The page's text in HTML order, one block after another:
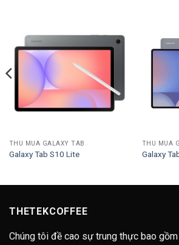
THU MUA GALAXY TAB
Galaxy Tab S10 Lite
THU MUA
Galaxy
THETEKCOFFEE
Chúng tôi đề cao sự trung thực bao